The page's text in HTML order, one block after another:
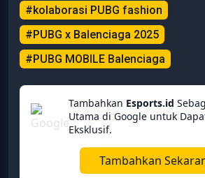
#kolaborasi PUBG fashion
#PUBG x Balenciaga 2025
#PUBG MOBILE Balenciaga
Tambahkan Esports.id
Utama di Google untuk
Eksklusif.
Tambahkan